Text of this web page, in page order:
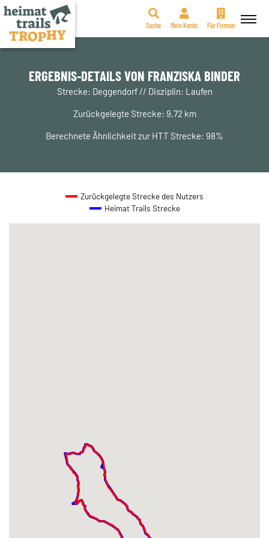
Zum
springen
Suche Mein Konto Für Firmen
ERGEBNIS-DETAILS VON FRANZISKA BINDER
Strecke: Deggendorf // Disziplin: Laufen
Zurückgelegte Strecke: 9,72 km
Berechnete Ähnlichkeit zur HTT Strecke: 98%
Zurückgelegte Strecke des Nutzers
Heimat Trails Strecke